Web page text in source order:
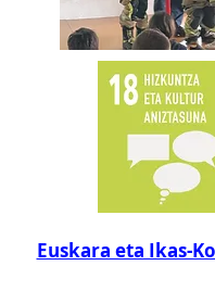
Euskara eta Ikas-